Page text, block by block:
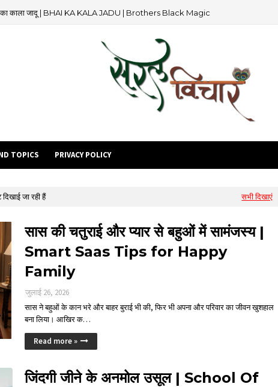
का काला जादू | BHAI KA KALA JADU | Brothers Black Magic
TOPICS PRIVACY POLICY
जा रही हैं सभी दिखाएं
सास की चतुराई और प्यार से बहुओं में सामंजस्य |
Smart Saas Tips for Happy
Family
जुलाई 26, 2026
सास ने बहुओं के कान भरे और बाहर बुराई भी की, फिर भी अपना और परिवार का जीवन खुशहाल
बना लिया। आखिर क…
Read more »
जिंदगी जीने के अनमोल उसूल | School Of